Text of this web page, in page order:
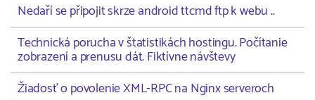
Nedaří se připojit skrze android ttcmd ftp k webu ..
Technická porucha v štatistikách hostingu. Počítanie
zobrazení a prenusu dát. Fiktívne návštevy
Žiadosť o povolenie XML-RPC na Nginx serveroch